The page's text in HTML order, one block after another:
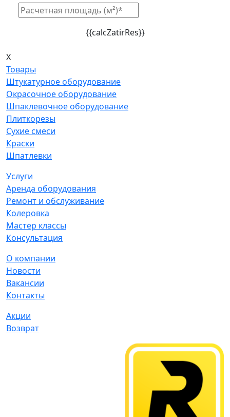
{{calcZatirRes}}
X
Товары
Штукатурное оборудование
Окрасочное оборудование
Шпаклевочное оборудование
Плиткорезы
Сухие смеси
Краски
Шпатлевки
Услуги
Аренда оборудования
Ремонт и обслуживание
Колеровка
Мастер классы
Консультация
О компании
Новости
Вакансии
Контакты
Акции
Возврат